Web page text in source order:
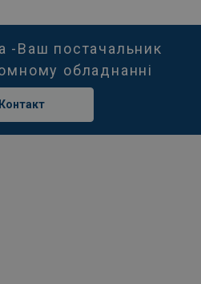
-Ваш постачальник
обладнанні
Контакт